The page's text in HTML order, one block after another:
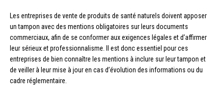
Les entreprises de vente de produits de santé naturels doivent apposer
un tampon avec des mentions obligatoires sur leurs documents
commerciaux, afin de se conformer aux exigences légales et d’affirmer
leur sérieux et professionnalisme. Il est donc essentiel pour ces
entreprises de bien connaître les mentions à inclure sur leur tampon et
de veiller à leur mise à jour en cas d’évolution des informations ou du
cadre réglementaire.